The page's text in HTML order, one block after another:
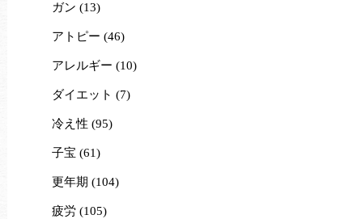
ガン (13)
アトピー (46)
アレルギー (10)
ダイエット (7)
冷え性 (95)
子宝 (61)
更年期 (104)
疲労 (105)